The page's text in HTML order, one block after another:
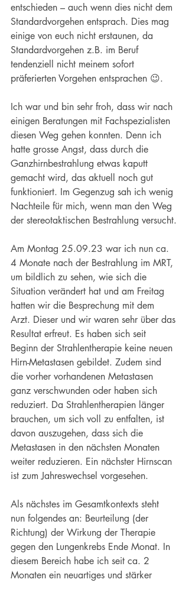
entschieden – auch wenn dies nicht dem
Standardvorgehen entsprach. Dies mag
einige von euch nicht erstaunen, da
Standardvorgehen z.B. im Beruf
tendenziell nicht meinem sofort
präferierten Vorgehen entsprachen 😉.
Ich war und bin sehr froh, dass wir nach
einigen Beratungen mit Fachspezialisten
diesen Weg gehen konnten. Denn ich
hatte grosse Angst, dass durch die
Ganzhirnbestrahlung etwas kaputt
gemacht wird, das aktuell noch gut
funktioniert. Im Gegenzug sah ich wenig
Nachteile für mich, wenn man den Weg
der stereotaktischen Bestrahlung versucht.
Am Montag 25.09.23 war ich nun ca.
4 Monate nach der Bestrahlung im MRT,
um bildlich zu sehen, wie sich die
Situation verändert hat und am Freitag
hatten wir die Besprechung mit dem
Arzt. Dieser und wir waren sehr über das
Resultat erfreut. Es haben sich seit
Beginn der Strahlentherapie keine neuen
Hirn-Metastasen gebildet. Zudem sind
die vorher vorhandenen Metastasen
ganz verschwunden oder haben sich
reduziert. Da Strahlentherapien länger
brauchen, um sich voll zu entfalten, ist
davon auszugehen, dass sich die
Metastasen in den nächsten Monaten
weiter reduzieren. Ein nächster Hirnscan
ist zum Jahreswechsel vorgesehen.
Als nächstes im Gesamtkontexts steht
nun folgendes an: Beurteilung (der
Richtung) der Wirkung der Therapie
gegen den Lungenkrebs Ende Monat. In
diesem Bereich habe ich seit ca. 2
Monaten ein neuartiges und stärker